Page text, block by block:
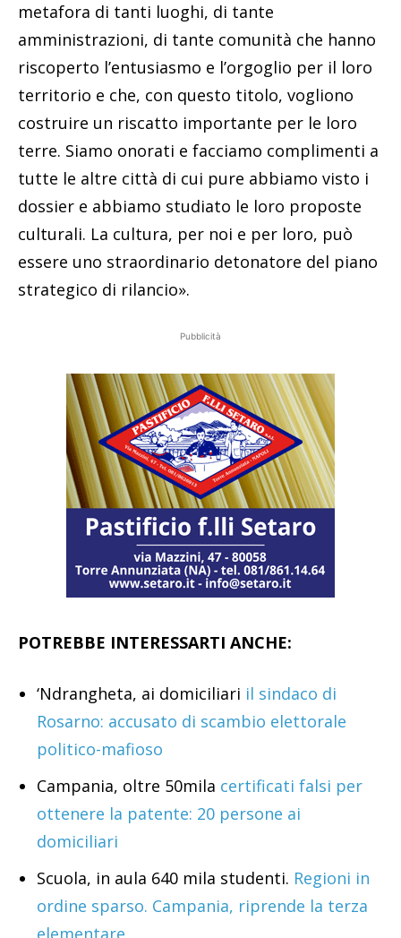
metafora di tanti luoghi, di tante
amministrazioni, di tante comunità che hanno
riscoperto l’entusiasmo e l’orgoglio per il loro
territorio e che, con questo titolo, vogliono
costruire un riscatto importante per le loro
terre. Siamo onorati e facciamo complimenti a
tutte le altre città di cui pure abbiamo visto i
dossier e abbiamo studiato le loro proposte
culturali. La cultura, per noi e per loro, può
essere uno straordinario detonatore del piano
strategico di rilancio».
Pubblicità
POTREBBE INTERESSARTI ANCHE:
‘Ndrangheta, ai domiciliari il sindaco di
Rosarno: accusato di scambio elettorale
politico-mafioso
Campania, oltre 50mila certificati falsi per
ottenere la patente: 20 persone ai
domiciliari
Scuola, in aula 640 mila studenti. Regioni in
ordine sparso. Campania, riprende la terza